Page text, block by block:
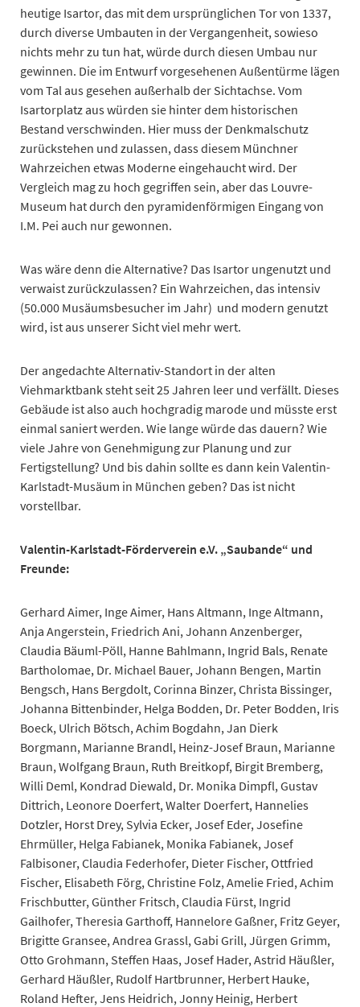
heutige Isartor, das mit dem ursprünglichen Tor von 1337,
durch diverse Umbauten in der Vergangenheit, sowieso
nichts mehr zu tun hat, würde durch diesen Umbau nur
gewinnen. Die im Entwurf vorgesehenen Außentürme lägen
vom Tal aus gesehen außerhalb der Sichtachse. Vom
Isartorplatz aus würden sie hinter dem historischen
Bestand verschwinden. Hier muss der Denkmalschutz
zurückstehen und zulassen, dass diesem Münchner
Wahrzeichen etwas Moderne eingehaucht wird. Der
Vergleich mag zu hoch gegriffen sein, aber das Louvre-
Museum hat durch den pyramidenförmigen Eingang von
I.M. Pei auch nur gewonnen.
Was wäre denn die Alternative? Das Isartor ungenutzt und
verwaist zurückzulassen? Ein Wahrzeichen, das intensiv
(50.000 Musäumsbesucher im Jahr) und modern genutzt
wird, ist aus unserer Sicht viel mehr wert.
Der angedachte Alternativ-Standort in der alten
Viehmarktbank steht seit 25 Jahren leer und verfällt. Dieses
Gebäude ist also auch hochgradig marode und müsste erst
einmal saniert werden. Wie lange würde das dauern? Wie
viele Jahre von Genehmigung zur Planung und zur
Fertigstellung? Und bis dahin sollte es dann kein Valentin-
Karlstadt-Musäum in München geben? Das ist nicht
vorstellbar.
Valentin-Karlstadt-Förderverein e.V. „Saubande“ und
Freunde:
Gerhard Aimer, Inge Aimer, Hans Altmann, Inge Altmann,
Anja Angerstein, Friedrich Ani, Johann Anzenberger,
Claudia Bäuml-Pöll, Hanne Bahlmann, Ingrid Bals, Renate
Bartholomae, Dr. Michael Bauer, Johann Bengen, Martin
Bengsch, Hans Bergdolt, Corinna Binzer, Christa Bissinger,
Johanna Bittenbinder, Helga Bodden, Dr. Peter Bodden, Iris
Boeck, Ulrich Bötsch, Achim Bogdahn, Jan Dierk
Borgmann, Marianne Brandl, Heinz-Josef Braun, Marianne
Braun, Wolfgang Braun, Ruth Breitkopf, Birgit Bremberg,
Willi Deml, Kondrad Diewald, Dr. Monika Dimpfl, Gustav
Dittrich, Leonore Doerfert, Walter Doerfert, Hannelies
Dotzler, Horst Drey, Sylvia Ecker, Josef Eder, Josefine
Ehrmüller, Helga Fabianek, Monika Fabianek, Josef
Falbisoner, Claudia Federhofer, Dieter Fischer, Ottfried
Fischer, Elisabeth Förg, Christine Folz, Amelie Fried, Achim
Frischbutter, Günther Fritsch, Claudia Fürst, Ingrid
Gailhofer, Theresia Garthoff, Hannelore Gaßner, Fritz Geyer,
Brigitte Gransee, Andrea Grassl, Gabi Grill, Jürgen Grimm,
Otto Grohmann, Steffen Haas, Josef Hader, Astrid Häußler,
Gerhard Häußler, Rudolf Hartbrunner, Herbert Hauke,
Roland Hefter, Jens Heidrich, Jonny Heinig, Herbert